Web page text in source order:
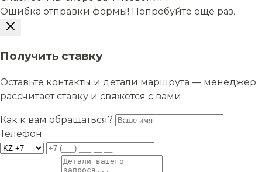
Ошибка отправки формы! Попробуйте еще раз.
Получить ставку
Оставьте контакты и детали маршрута — менеджер
рассчитает ставку и свяжется с вами.
Как к вам обращаться?
Телефон